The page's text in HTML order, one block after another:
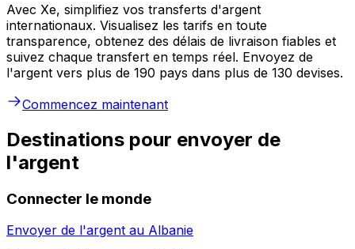
Avec Xe, simplifiez vos transferts d'argent
internationaux. Visualisez les tarifs en toute
transparence, obtenez des délais de livraison fiables et
suivez chaque transfert en temps réel. Envoyez de
l'argent vers plus de 190 pays dans plus de 130 devises.
Commencez maintenant
Destinations pour envoyer de
l'argent
Connecter le monde
Envoyer de l'argent au Albanie